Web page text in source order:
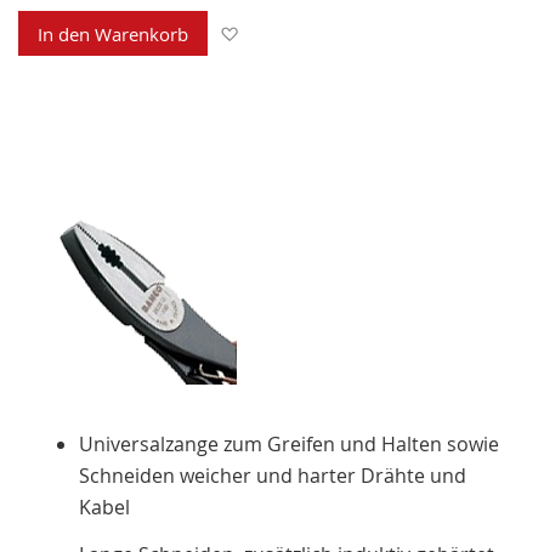
In den Warenkorb
Universalzange zum Greifen und Halten sowie
Schneiden weicher und harter Drähte und
Kabel